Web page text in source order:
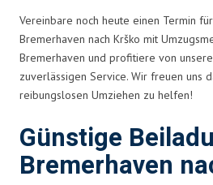
Vereinbare noch heute einen Termin
Bremerhaven nach Krško mit
Bremerhaven und profitiere von
zuverlässigen Service. Wir freuen uns
reibungslosen Umziehen zu helfen!
Günstige
Bremerhaven